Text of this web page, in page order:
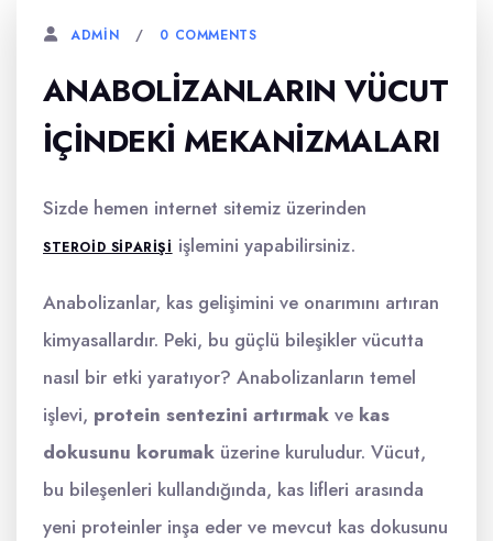
ADMIN 0 COMMENTS
ANABOLIZANLARIN VÜCUT
İÇINDEKI MEKANIZMALARI
Sizde hemen internet sitemiz üzerinden
STEROID SIPARIŞI işlemini yapabilirsiniz.
Anabolizanlar, kas gelişimini ve onarımını artıran
kimyasallardır. Peki, bu güçlü bileşikler vücutta
nasıl bir etki yaratıyor? Anabolizanların temel
işlevi, protein sentezini artırmak ve kas
dokusunu korumak üzerine kuruludur. Vücut,
bu bileşenleri kullandığında, kas lifleri arasında
yeni proteinler inşa eder ve mevcut kas dokusunu